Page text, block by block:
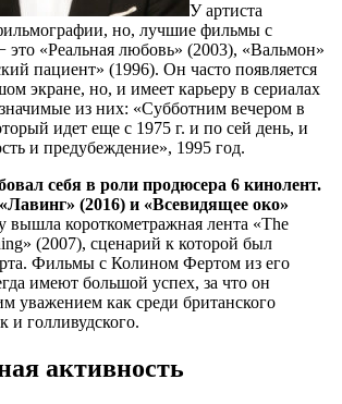
У артиста
но, лучшие фильмы с
«Реальная любовь» (2003), «Вальмон»
пациент» (1996). Он часто появляется
экране, но, и имеет карьеру в сериалах
из них: «Субботним вечером в
идет еще с 1975 г. и по сей день, и
и предубеждение», 1995 год.
себя в роли продюсера 6 кинолент.
(2016) и «Всевидящее око»
вышла короткометражная лента «The
(2007), сценарий к которой был
Фильмы с Колином Фертом из его
имеют большой успех, за что он
уважением как среди британского
и голливудского.
активность